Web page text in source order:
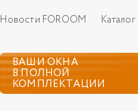
Новости FOROOM Каталог
ВАШИ ОКНА
В ПОЛНОЙ
КОМПЛЕКТАЦИИ